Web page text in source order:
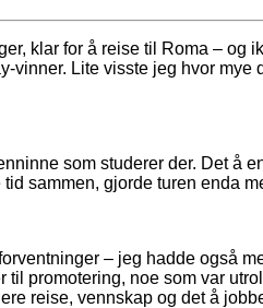
klar for å reise til Roma – og
Lite visste jeg hvor mye
som studerer der. Det å
sammen, gjorde turen enda
– jeg hadde også
til promotering, noe som var
reise, vennskap og det å